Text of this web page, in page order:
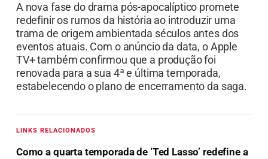
A nova fase do drama pós-apocalíptico promete
redefinir os rumos da história ao introduzir uma
trama de origem ambientada séculos antes dos
eventos atuais. Com o anúncio da data, o Apple
TV+ também confirmou que a produção foi
renovada para a sua 4ª e última temporada,
estabelecendo o plano de encerramento da saga.
LINKS RELACIONADOS
Como a quarta temporada de ‘Ted Lasso’ redefine a